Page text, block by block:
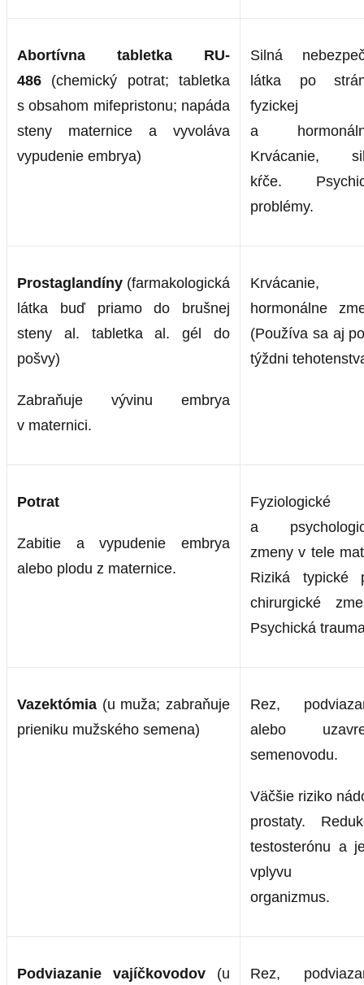
Abortívna tabletka RU-
486 (chemický potrat; tabletka
s obsahom mifepristonu; napáda
steny maternice a vyvoláva
vypudenie embrya)
Silná
látka po
fyzickej
a
Krvácanie,
kŕče.
problémy.
Prostaglandíny (farmakologická
látka buď priamo do brušnej
steny al. tabletka al. gél do
pošvy)
Zabraňuje vývinu embrya
v maternici.
Krvácanie,
hormonálne
(Používa sa aj
týždni
Potrat
Zabitie a vypudenie embrya
alebo plodu z maternice.
Fyziologické
a
zmeny v tele
Riziká typické
chirurgické
Psychická
Vazektómia (u muža; zabraňuje
prieniku mužského semena)
Rez,
alebo
semenovodu.
Väčšie riziko
prostaty.
testosterónu a
vplyvu
organizmus.
Podviazanie vajíčkovodov (u
Rez,